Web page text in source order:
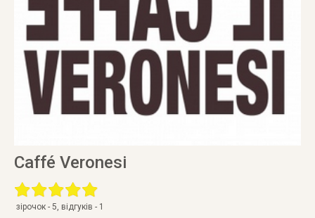
Caffé Veronesi
зірочок - 5, відгуків - 1